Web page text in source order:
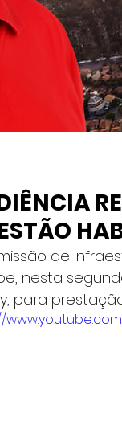
de
nesta
para